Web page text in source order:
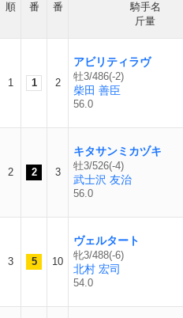
順
番
番
騎手名
斤量
1 1 2
アビリティラヴ
牡3/486(-2)
柴田 善臣
56.0
2 2 3
キタサンミカヅキ
牡3/526(-4)
武士沢 友治
56.0
3 5 10
ヴェルタート
牝3/488(-6)
北村 宏司
54.0